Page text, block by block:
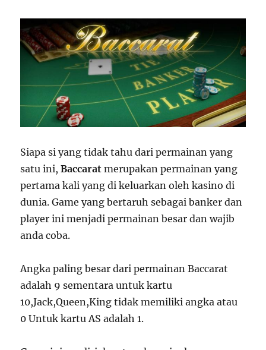
Siapa si yang tidak tahu dari permainan yang
satu ini,Baccarat merupakan permainan yang
pertama kali yang di keluarkan oleh kasino di
dunia. Game yang bertaruh sebagai banker dan
player ini menjadi permainan besar dan wajib
anda coba.
Angka paling besar dari permainan Baccarat
adalah 9 sementara untuk kartu
10,Jack,Queen,King tidak memiliki angka atau
0 Untuk kartu AS adalah 1.